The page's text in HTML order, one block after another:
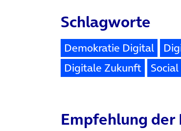
Schlagworte
Demokratie Digital
Digitale Zukunft
Empfehlung der